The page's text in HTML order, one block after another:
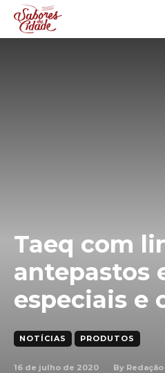
Taeq com
antepastos
especiais e
NOTÍCIAS PRODUTOS
16 de julho de 2020 By Redação